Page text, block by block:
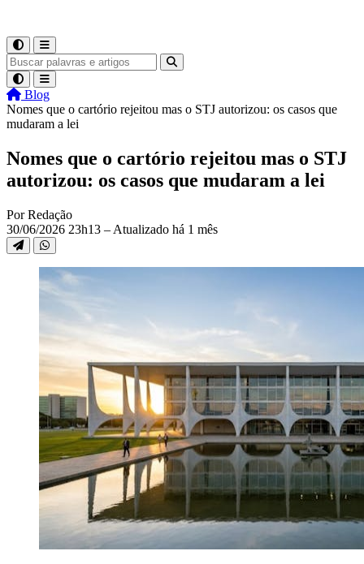
Blog
Nomes que o cartório rejeitou mas o STJ autorizou: os casos que
mudaram a lei
Nomes que o cartório rejeitou mas o STJ
autorizou: os casos que mudaram a lei
Por Redação
30/06/2026 23h13 – Atualizado há 1 mês